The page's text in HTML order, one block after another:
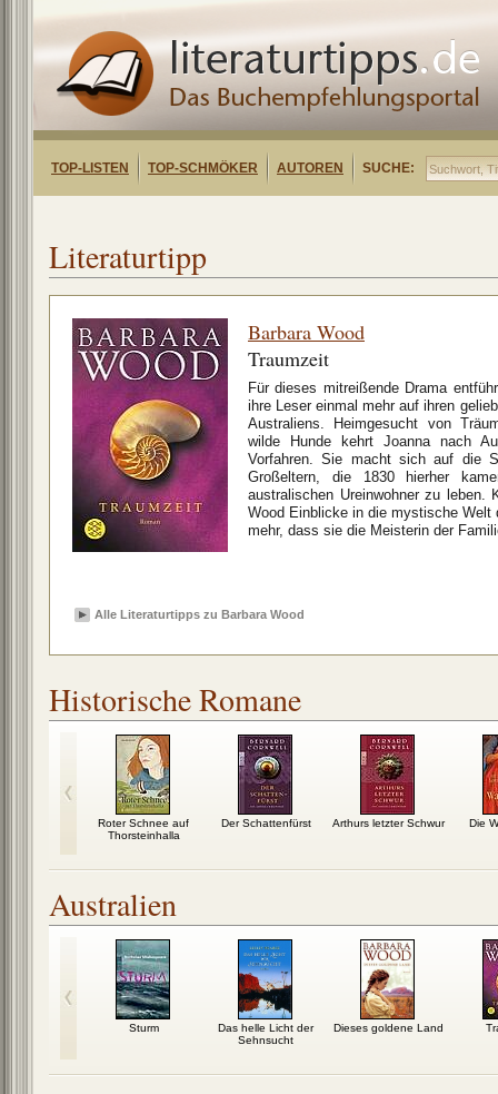
TOP-LISTEN TOP-SCHMÖKER AUTOREN SUCHE:
Literaturtipp
Barbara Wood
Traumzeit
Für dieses mitreißende Drama
ihre Leser einmal mehr auf ihren
Australiens. Heimgesucht von
wilde Hunde kehrt Joanna nach
Vorfahren. Sie macht sich auf die
Großeltern, die 1830 hierher
australischen Ureinwohner zu leben.
Wood Einblicke in die mystische Welt
mehr, dass sie die Meisterin der
Alle Literaturtipps zu Barbara Wood
Historische Romane
Roter Schnee auf
Thorsteinhalla
Der Schattenfürst Arthurs letzter Schwur Die
Australien
Sturm
Das helle Licht der
Sehnsucht
Dieses goldene Land